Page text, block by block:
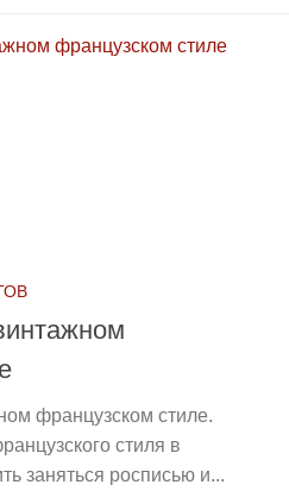
французском стиле.
стиля в
заняться росписью и...